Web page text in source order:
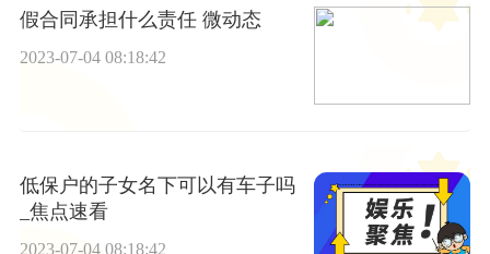
假合同承担什么责任 微动态
2023-07-04 08:18:42
低保户的子女名下可以有车子吗
_焦点速看
2023-07-04 08:18:42